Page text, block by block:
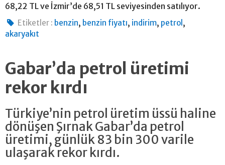
68,22 TL ve İzmir’de 68,51 TL seviyesinden satılıyor.
Etiketler : benzin, benzin fiyatı, indirim, petrol ,
akaryakıt
Gabar’da petrol üretimi
rekor kırdı
Türkiye’nin petrol üretim üssü haline
dönüşen Şırnak Gabar’da petrol
üretimi, günlük 83 bin 300 varile
ulaşarak rekor kırdı.